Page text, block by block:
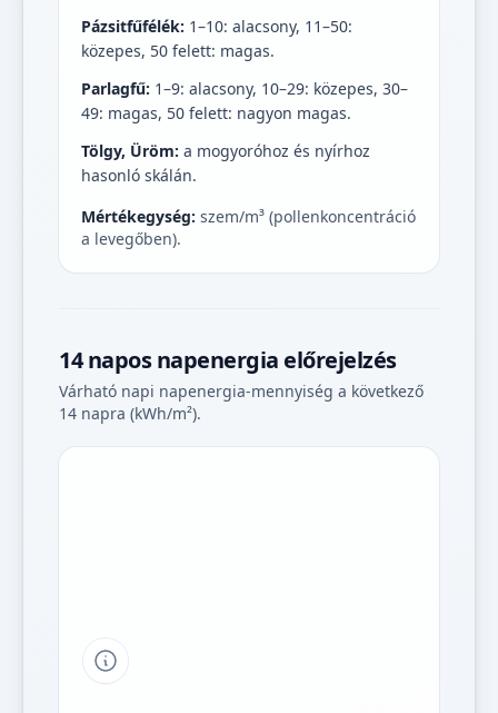
Pázsitfűfélék: 1–10: alacsony, 11–50:
közepes, 50 felett: magas.
Parlagfű: 1–9: alacsony, 10–29: közepes, 30–
49: magas, 50 felett: nagyon magas.
Tölgy, Üröm: a mogyoróhoz és nyírhoz
hasonló skálán.
Mértékegység: szem/m³ (pollenkoncentráció
a levegőben).
14 napos napenergia előrejelzés
Várható napi napenergia-mennyiség a következő
14 napra (kWh/m²).
Tipp a grafikon jelmagyarázatához